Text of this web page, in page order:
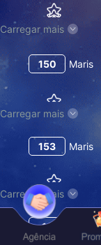
Carregar mais
150 Maris
Carregar mais
153 Maris
Carregar mais
13